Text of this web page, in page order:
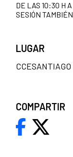
DE LAS 10:30 H
SESIÓN
LUGAR
CCESANTIAGO
COMPARTIR